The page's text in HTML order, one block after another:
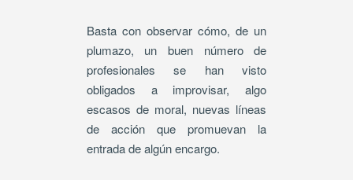
Basta con observar cómo, de un
plumazo, un buen número de
profesionales se han visto
obligados a improvisar, algo
escasos de moral, nuevas líneas
de acción que promuevan la
entrada de algún encargo.